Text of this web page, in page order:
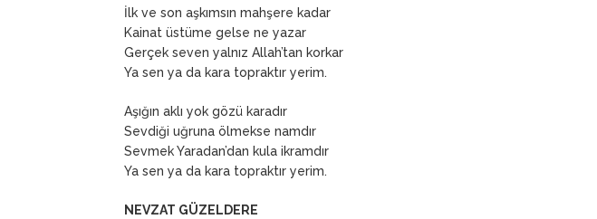
İlk ve son aşkımsın mahşere kadar
Kainat üstüme gelse ne yazar
Gerçek seven yalnız Allah’tan korkar
Ya sen ya da kara topraktır yerim.
Aşığın aklı yok gözü karadır
Sevdiği uğruna ölmekse namdır
Sevmek Yaradan’dan kula ikramdır
Ya sen ya da kara topraktır yerim.
NEVZAT GÜZELDERE